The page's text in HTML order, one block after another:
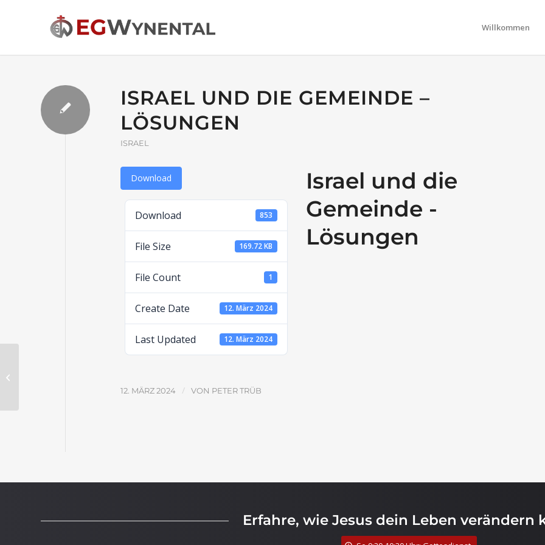
Willkommen
ISRAEL UND DIE GEMEINDE –
LÖSUNGEN
ISRAEL
Download
Download 853
File Size 169.72 KB
File Count 1
Create Date 12. März 2024
Last Updated 12. März 2024
Israel und die
Gemeinde -
Lösungen
12. MÄRZ 2024 / VON PETER TRÜB
Erfahre, wie Jesus dein Leben verändern